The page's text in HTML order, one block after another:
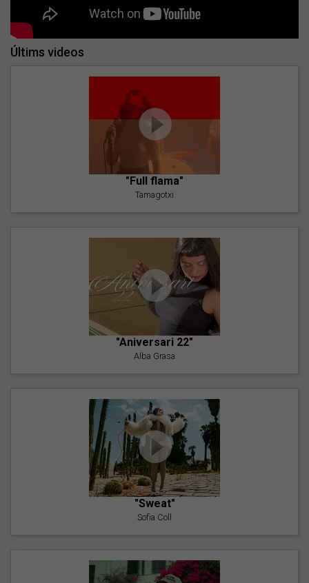
Últims videos
"Full flama"
Tamagotxi
"Aniversari 22"
Alba Grasa
"Sweat"
Sofia Coll